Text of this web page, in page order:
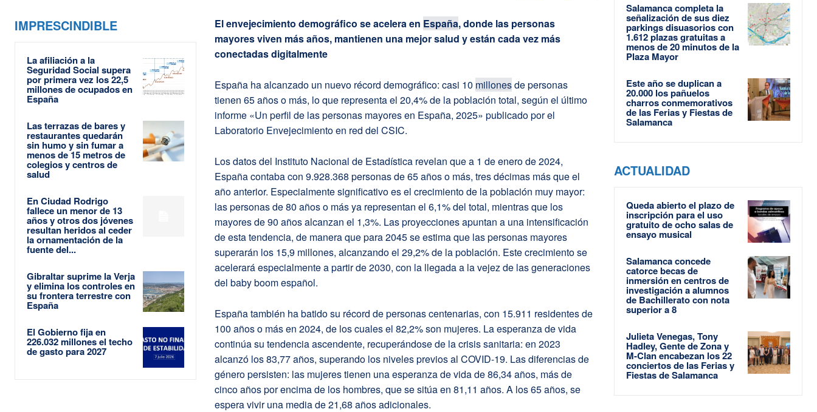
IMPRESCINDIBLE
La afiliación a la
Seguridad Social supera
por primera vez los 22,5
millones de ocupados en
España
Las terrazas de bares y
restaurantes quedarán
sin humo y sin fumar a
menos de 15 metros de
colegios y centros de
salud
En Ciudad Rodrigo
fallece un menor de 13
años y otros dos jóvenes
resultan heridos al ceder
la ornamentación de la
fuente del...
Gibraltar suprime la Verja
y elimina los controles en
su frontera terrestre con
España
El Gobierno fija en
226.032 millones el techo
de gasto para 2027
El envejecimiento demográfico se acelera en España, donde las personas
mayores viven más años, mantienen una mejor salud y están cada vez más
conectadas digitalmente
España ha alcanzado un nuevo récord demográfico: casi 10 millonesde personas
tienen 65 años o más, lo que representa el 20,4% de la población total, según el último
informe «Un perfil de las personas mayores en España, 2025» publicado por el
Laboratorio Envejecimiento en red del CSIC.
Los datos del Instituto Nacional de Estadística revelan que a 1 de enero de 2024,
España contaba con 9.928.368 personas de 65 años o más, tres décimas más que el
año anterior. Especialmente significativo es el crecimiento de la población muy mayor:
las personas de 80 años o más ya representan el 6,1% del total, mientras que los
mayores de 90 años alcanzan el 1,3%. Las proyecciones apuntan a una intensificación
de esta tendencia, de manera que para 2045 se estima que las personas mayores
superarán los 15,9 millones, alcanzando el 29,2% de la población. Este crecimiento se
acelerará especialmente a partir de 2030, con la llegada a la vejez de las generaciones
del baby boom español.
España también ha batido su récord de personas centenarias, con 15.911 residentes de
100 años o más en 2024, de los cuales el 82,2% son mujeres. La esperanza de vida
continúa su tendencia ascendente, recuperándose de la crisis sanitaria: en 2023
alcanzó los 83,77 años, superando los niveles previos al COVID-19. Las diferencias de
género persisten: las mujeres tienen una esperanza de vida de 86,34 años, más de
cinco años por encima de los hombres, que se sitúa en 81,11 años. A los 65 años, se
espera vivir una media de 21,68 años adicionales.
Salamanca completa la
señalización de sus diez
parkings disuasorios con
1.612 plazas gratuitas a
menos de 20 minutos de la
Plaza Mayor
Este año se duplican a
20.000 los pañuelos
charros conmemorativos
de las Ferias y Fiestas de
Salamanca
ACTUALIDAD
Queda abierto el plazo de
inscripción para el uso
gratuito de ocho salas de
ensayo musical
Salamanca concede
catorce becas de
inmersión en centros de
investigación a alumnos
de Bachillerato con nota
superior a 8
Julieta Venegas, Tony
Hadley, Gente de Zona y
M-Clan encabezan los 22
conciertos de las Ferias y
Fiestas de Salamanca